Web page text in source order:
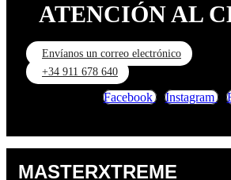
ATENCIÓN AL
Envíanos un correo electrónico
+34 911 678 640
Facebook Instagram
MASTERXTREME